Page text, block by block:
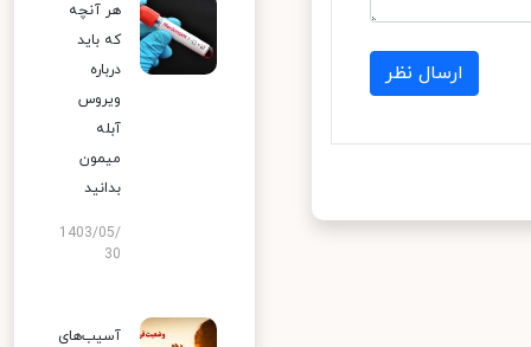
ارسال نظر
هر آنچه
که باید
درباره
ویروس
آبله
میمون
بدانید
1403/05/
30
آسیب‌های